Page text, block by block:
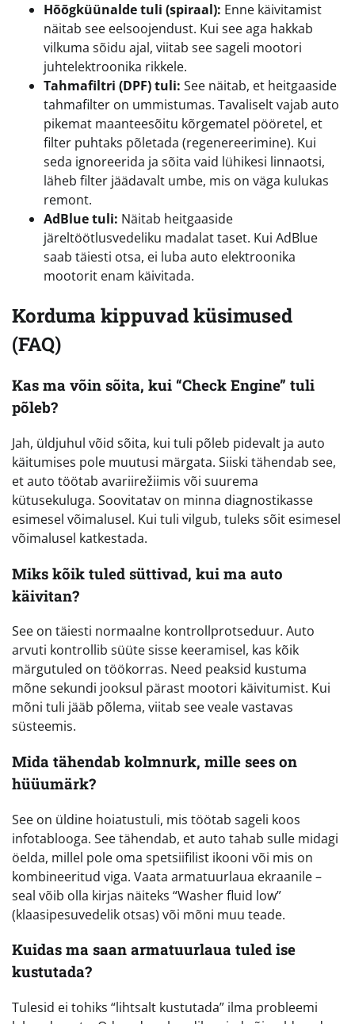
Hõõgküünalde tuli (spiraal): Enne käivitamist
näitab see eelsoojendust. Kui see aga hakkab
vilkuma sõidu ajal, viitab see sageli mootori
juhtelektroonika rikkele.
Tahmafiltri (DPF) tuli: See näitab, et heitgaaside
tahmafilter on ummistumas. Tavaliselt vajab auto
pikemat maanteesõitu kõrgematel pööretel, et
filter puhtaks põletada (regenereerimine). Kui
seda ignoreerida ja sõita vaid lühikesi linnaotsi,
läheb filter jäädavalt umbe, mis on väga kulukas
remont.
AdBlue tuli: Näitab heitgaaside
järeltöötlusvedeliku madalat taset. Kui AdBlue
saab täiesti otsa, ei luba auto elektroonika
mootorit enam käivitada.
Korduma kippuvad küsimused
(FAQ)
Kas ma võin sõita, kui “Check Engine” tuli
põleb?
Jah, üldjuhul võid sõita, kui tuli põleb pidevalt ja auto
käitumises pole muutusi märgata. Siiski tähendab see,
et auto töötab avariirežiimis või suurema
kütusekuluga. Soovitatav on minna diagnostikasse
esimesel võimalusel. Kui tuli vilgub, tuleks sõit esimesel
võimalusel katkestada.
Miks kõik tuled süttivad, kui ma auto
käivitan?
See on täiesti normaalne kontrollprotseduur. Auto
arvuti kontrollib süüte sisse keeramisel, kas kõik
märgutuled on töökorras. Need peaksid kustuma
mõne sekundi jooksul pärast mootori käivitumist. Kui
mõni tuli jääb põlema, viitab see veale vastavas
süsteemis.
Mida tähendab kolmnurk, mille sees on
hüüumärk?
See on üldine hoiatustuli, mis töötab sageli koos
infotablooga. See tähendab, et auto tahab sulle midagi
öelda, millel pole oma spetsiifilist ikooni või mis on
kombineeritud viga. Vaata armatuurlaua ekraanile –
seal võib olla kirjas näiteks “Washer fluid low”
(klaasipesuvedelik otsas) või mõni muu teade.
Kuidas ma saan armatuurlaua tuled ise
kustutada?
Tulesid ei tohiks “lihtsalt kustutada” ilma probleemi